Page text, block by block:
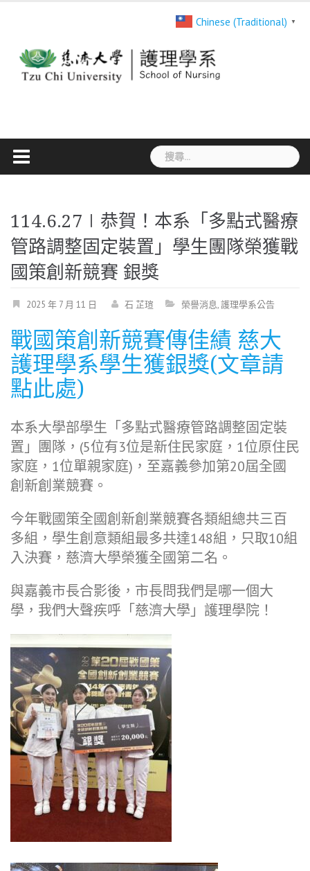
content
搜
尋
鍵
字:
114.6.27∣恭賀！本系「多點式醫療
管路調整固定裝置」學生團隊榮獲戰
國策創新競賽 銀獎
2025 年 7 月 11 日 石 芷瑄 榮譽消息,護理學系公告
戰國策創新競賽傳佳績 慈大
護理學系學生獲銀獎(文章請
點此處)
本系大學部學生「多點式醫療管路調整固定裝
置」團隊，(5位有3位是新住民家庭，1位原住民
家庭，1位單親家庭)，至嘉義參加第20屆全國
創新創業競賽。
今年戰國策全國創新創業競賽各類組總共三百
多組，學生創意類組最多共達148組，只取10組
入決賽，慈濟大學榮獲全國第二名。
與嘉義市長合影後，市長問我們是哪一個大
學，我們大聲疾呼「慈濟大學」護理學院！
Chinese (Traditional) ▼